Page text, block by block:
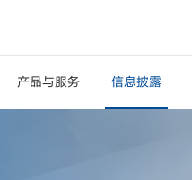
产品与服务 信息披露